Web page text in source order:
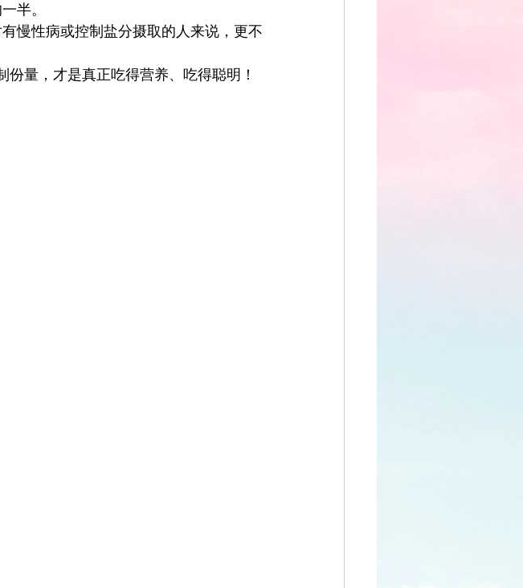
半。
慢性病或控制盐分摄取的人来说，更不
量，才是真正吃得营养、吃得聪明！